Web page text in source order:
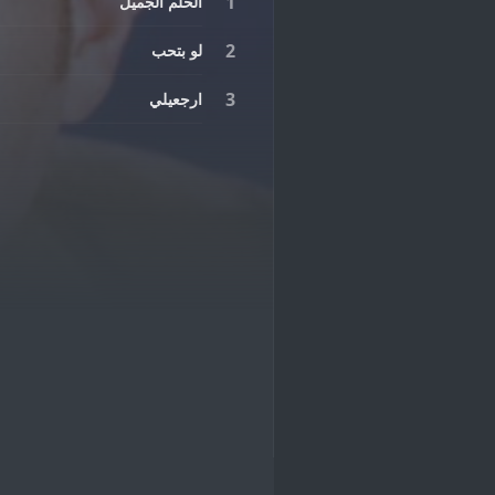
لو بتحب
ارجعيلي